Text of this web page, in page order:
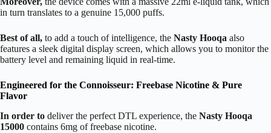
in turn translates to a genuine 15,000 puffs.
Best of all, to add a touch of intelligence, the Nasty Hooqa also
features a sleek digital display screen, which allows you to monitor the
battery level and remaining liquid in real-time.
Engineered for the Connoisseur: Freebase Nicotine & Pure
Flavor
In order to deliver the perfect DTL experience, the Nasty Hooqa
15000 contains 6mg of freebase nicotine.